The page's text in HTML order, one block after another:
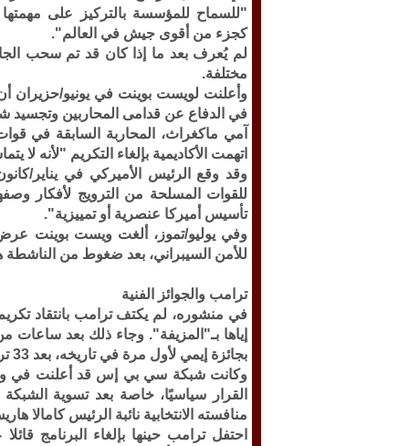
"للسماح للمؤسسة بالتركيز على مهمتها
كجزء من أقوى جيش في العالم".
لم يُعرف بعد ما إذا كان قد تم سحب
مختلفة.
في الدفاع عن قدامى المحاربين وتجسيد
اتهمت الأكاديمية بإلغاء التكريم "لأنه لا
وقد وقع الرئيس الأميركي في يناير/
للقوات المسلحة من الترويج لأفكار
تأسيس أميركا عنصرية أو تمييزية".
وفي يوليو/تموز، ألغت ويست بوينت
للأمن السيبراني، بعد ضغوط من الناشطة
ترامب والجوائز الفنية
في منشوره، لم يكتف ترامب بانتقاد
بجائزة إيمي لأول مرة في تاريخه، بعد 33 ترشيحًا سابقًا.
وكانت شبكة سي بي إس قد أعلنت في وقت
القرار سياسيًا، خاصة بعد تسوية
منافسته الانتخابية نائبة الرئيس كامالا
احتفل ترامب حينها بإلغاء البرنامج